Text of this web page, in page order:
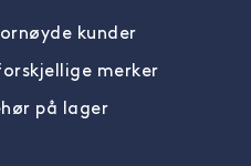
kunder
merker
på lager